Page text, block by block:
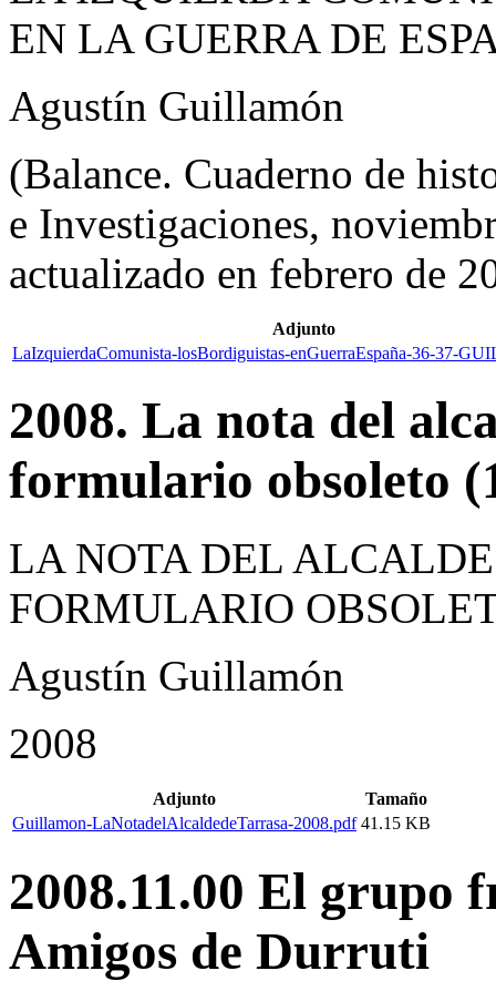
EN LA GUERRA DE
Agustín Guillamón
(Balance. Cuaderno de
e Investigaciones,
actualizado en febrero de
Adjunto
LaIzquierdaComunista-losBordiguistas-enGuerraEspaña-36-37-
2008. La nota del
formulario obsoleto
LA NOTA DEL
FORMULARIO
Agustín Guillamón
2008
Adjunto
Tamaño
Guillamon-LaNotadelAlcaldedeTarrasa-2008.pdf 41.15 KB
2008.11.00 El grupo
Amigos de Durruti